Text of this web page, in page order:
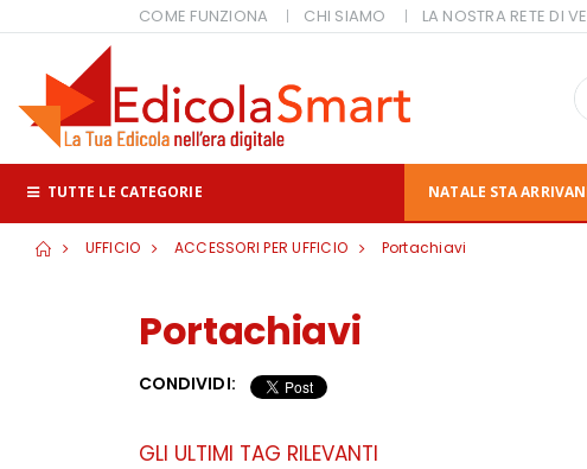
COME FUNZIONA CHI SIAMO LA NOSTRA RETE DI
TUTTE LE CATEGORIE NATALE STA
UFFICIO ACCESSORI PER UFFICIO Portachiavi
Portachiavi
CONDIVIDI:
GLI ULTIMI TAG RILEVANTI